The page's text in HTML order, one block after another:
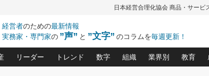
日本経営合理化協会 商品・サービ
経営者のための最新情報
実務家・専門家の ”声” と ”文字” のコラムを毎週更新！
リーダー トレンド 数字 組織 業界別 教育